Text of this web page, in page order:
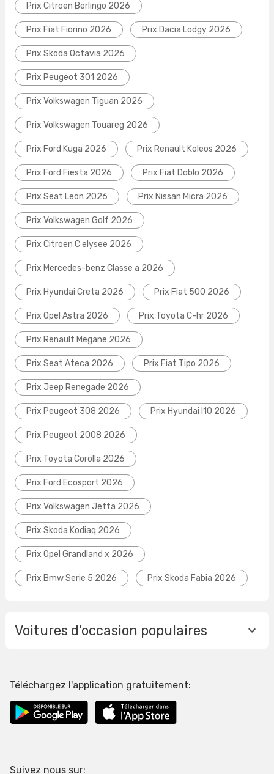
Prix Citroen Berlingo 2026
Prix Fiat Fiorino 2026 Prix Dacia Lodgy 2026
Prix Skoda Octavia 2026
Prix Peugeot 301 2026
Prix Volkswagen Tiguan 2026
Prix Volkswagen Touareg 2026
Prix Ford Kuga 2026 Prix Renault Koleos 2026
Prix Ford Fiesta 2026 Prix Fiat Doblo 2026
Prix Seat Leon 2026 Prix Nissan Micra 2026
Prix Volkswagen Golf 2026
Prix Citroen C elysee 2026
Prix Mercedes-benz Classe a 2026
Prix Hyundai Creta 2026 Prix Fiat 500 2026
Prix Opel Astra 2026 Prix Toyota C-hr 2026
Prix Renault Megane 2026
Prix Seat Ateca 2026 Prix Fiat Tipo 2026
Prix Jeep Renegade 2026
Prix Peugeot 308 2026 Prix Hyundai I10 2026
Prix Peugeot 2008 2026
Prix Toyota Corolla 2026
Prix Ford Ecosport 2026
Prix Volkswagen Jetta 2026
Prix Skoda Kodiaq 2026
Prix Opel Grandland x 2026
Prix Bmw Serie 5 2026 Prix Skoda Fabia 2026
Voitures d'occasion populaires
Téléchargez l'application gratuitement:
Suivez nous sur: